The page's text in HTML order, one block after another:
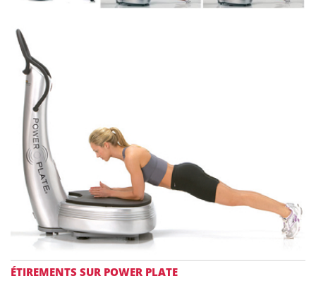
ÉTIREMENTS SUR POWER PLATE